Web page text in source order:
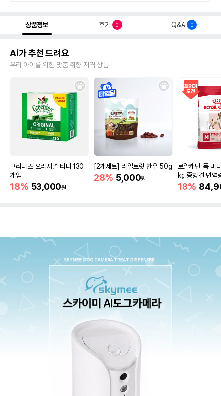
상품정보 후기 0 Q&A 0
Ai가 추천 드려요
우리 아이를 위한 맞춤 취향 저격 상품
그리니즈 오리지널 티니 130
개입
18% 53,000원
[2개세트] 리얼트릿 한우 50g
28% 5,000원
로얄캐닌 독 미
kg 중형견 면역
18%